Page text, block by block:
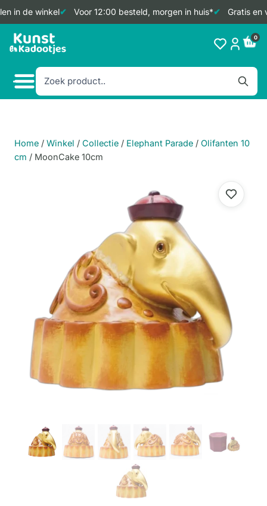
in de winkel Voor 12:00 besteld, morgen in huis* Gratis en
Doorgaan
naar
0
Home / Winkel / Collectie / Elephant Parade / Olifanten 10
cm / MoonCake 10cm